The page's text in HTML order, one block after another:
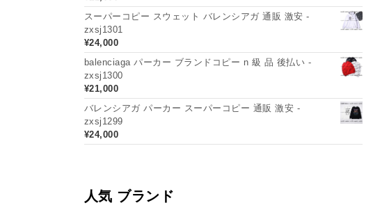
スーパーコピー スウェット バレンシアガ 通販 激安 -
zxsj1301
¥24,000
balenciaga パーカー ブランドコピー n 級 品 後払い -
zxsj1300
¥21,000
バレンシアガ パーカー スーパーコピー 通販 激安 -
zxsj1299
¥24,000
人気 ブランド